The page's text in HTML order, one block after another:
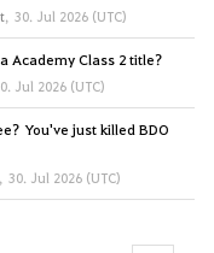
, 30. Jul 2026 (UTC)
Academy Class 2 title?
Jul 2026 (UTC)
You've just killed BDO
, 30. Jul 2026 (UTC)